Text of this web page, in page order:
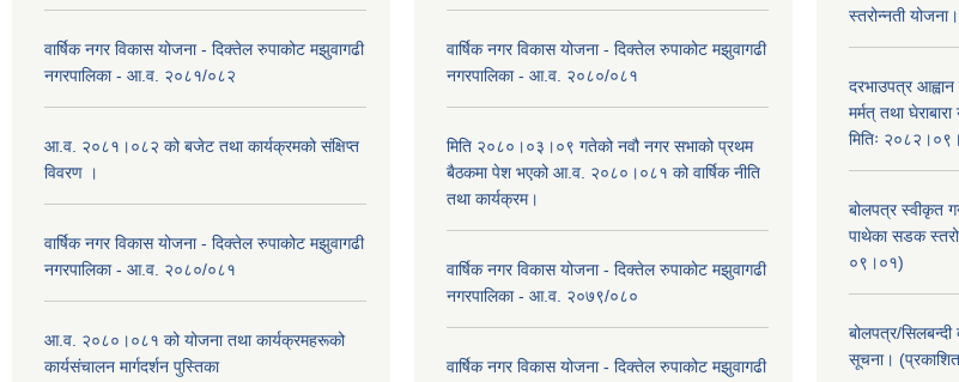
वार्षिक नगर विकास योजना - दिक्तेल रुपाकोट मझुवागढी
नगरपालिका - आ.व. २०८१/०८२
आ.व. २०८१।०८२ को बजेट तथा कार्यक्रमको संक्षिप्त
विवरण ।
वार्षिक नगर विकास योजना - दिक्तेल रुपाकोट मझुवागढी
नगरपालिका - आ.व. २०८०/०८१
आ.व. २०८०।०८१ को योजना तथा कार्यक्रमहरूको
कार्यसंचालन मार्गदर्शन पुस्तिका
वार्षिक नगर विकास योजना - दिक्तेल रुपाकोट मझुवागढी
नगरपालिका - आ.व. २०८०/०८१
मिति २०८०।०३।०९ गतेको नवौ नगर सभाको प्रथम
बैठकमा पेश भएको आ.व. २०८०।०८१ को वार्षिक नीति
तथा कार्यक्रम।
वार्षिक नगर विकास योजना - दिक्तेल रुपाकोट मझुवागढी
नगरपालिका - आ.व. २०७९/०८०
वार्षिक नगर विकास योजना - दिक्तेल रुपाकोट मझुवागढी
स्तरोन्नती
दरभाउपत्र आह्वान
मर्मत् तथा
मितिः
बोलपत्र स्वीकृत
पाथेका सडक
०९।०१)
बोलपत्र/
सूचना।